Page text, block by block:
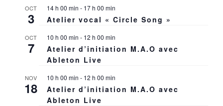
OCT
3
14 h 00 min - 17 h 00 min
Atelier vocal « Circle Song »
OCT
7
10 h 00 min - 12 h 00 min
Atelier d’initiation M.A.O avec
Ableton Live
NOV
18
10 h 00 min - 12 h 00 min
Atelier d’initiation M.A.O avec
Ableton Live